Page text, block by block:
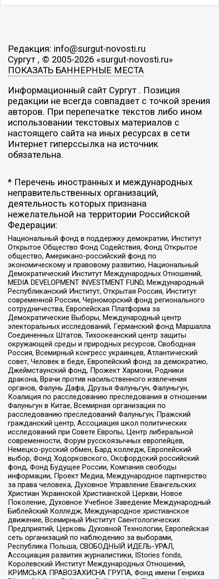
Редакция: info@surgut-novosti.ru
Сургут , © 2005-2026 «surgut-novosti.ru»
ПОКАЗАТЬ БАННЕРНЫЕ МЕСТА
Информационный сайт Сургут . Позиция
редакции не всегда совпадает с точкой зрения
авторов. При перепечатке текстов либо ином
использовании текстовых материалов с
настоящего сайта на иных ресурсах в сети
Интернет гиперссылка на источник
обязательна.
* Перечень иностранных и международных
неправительственных организаций,
деятельность которых признана
нежелательной на территории Российской
Федерации:
Национальный фонд в поддержку демократии, Институт
Открытое Общество Фонд Содействия, Фонд Открытое
общество, Американо-российский фонд по
экономическому и правовому развитию, Национальный
Демократический Институт Международных Отношений,
MEDIA DEVELOPMENT INVESTMENT FUND, Международный
Республиканский Институт, Открытая Россия, Институт
современной России, Черноморский фонд регионального
сотрудничества, Европейская Платформа за
Демократические Выборы, Международный центр
электоральных исследований, Германский фонд Маршалла
Соединенных Штатов, Тихоокеанский центр защиты
окружающей среды и природных ресурсов, Свободная
Россия, Всемирный конгресс украинцев, Атлантический
совет, Человек в беде, Европейский фонд за демократию,
Джеймстаунский фонд, Прожект Хармони, Родники
дракона, Врачи против насильственного извлечения
органов, Фалунь Дафа, Друзья Фалуньгун, Фалуньгун,
Коалиция по расследованию преследования в отношении
Фалуньгун в Китае, Всемирная организация по
расследованию преследований Фалуньгун, Пражский
гражданский центр, Ассоциация школ политических
исследований при Совете Европы, Центр либеральной
современности, Форум русскоязычных европейцев,
Немецко-русский обмен, Бард колледж, Европейский
выбор, Фонд Ходорковского, Оксфордский российский
фонд, Фонд Будущее России, Компания свободы
информации, Проект Медиа, Международное партнерство
за права человека, Духовное Управление Евангельских
Христиан Украинской Христианской Церкви, Новое
Поколение, Духовное Учебное Заведение Международный
Библейский Колледж, Международное христианское
движение, Всемирный Институт Саентологических
Предприятий, Церковь Духовной Технологии, Европейская
сеть организаций по наблюдению за выборами,
Республика Польша, СВОБОДНЫЙ ИДЕЛЬ-УРАЛ,
Ассоциация развития журналистики, IStories fonds,
Королевский Институт Международных Отношений,
КРИМСЬКА ПРАВОЗАХИСНА ГРУПА, Фонд имени Генриха